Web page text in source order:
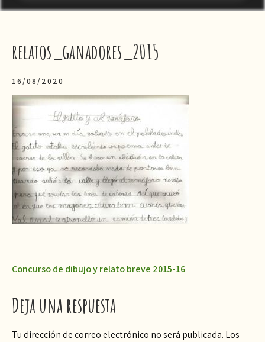
relatos_ganadores_2015
16/08/2020
Navegación
de
entradas
Concurso de dibujo y relato breve 2015-16
Deja una respuesta
Tu dirección de correo electrónico no será publicada. Los